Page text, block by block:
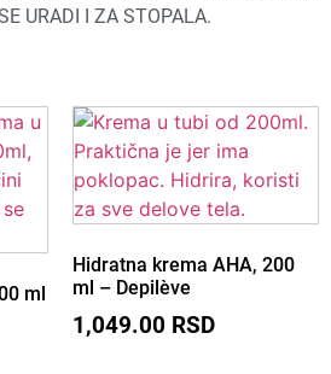
URADI I ZA STOPALA.
Brz pregled
ml
Hidratna krema AHA, 200
ml – Depilève
1,049.00 RSD